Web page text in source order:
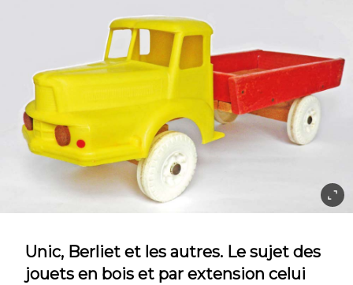
Unic, Berliet et les autres. Le sujet des
jouets en bois et par extension celui